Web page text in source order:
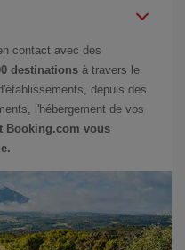
contact avec des
destinations à travers le
depuis des
l'hébergement de vos
Booking.com vous